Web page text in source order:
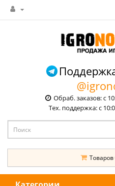
Обраб. заказов: с
Тех. поддержка: с
Товаров